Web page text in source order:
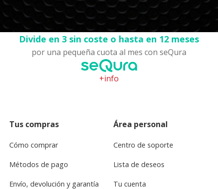
Divide en 3 sin coste o hasta en 12 meses
por una pequeña cuota al mes con seQura
+info
Tus compras
Cómo comprar
Métodos de pago
Envío, devolución y garantía
Área personal
Centro de soporte
Lista de deseos
Tu cuenta